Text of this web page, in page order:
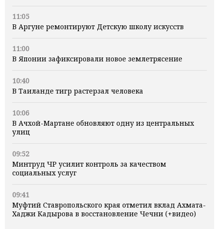
11:05
В Аргуне ремонтируют Детскую школу искусств
11:00
В Японии зафиксировали новое землетрясение
10:40
В Таиланде тигр растерзал человека
10:06
В Ачхой-Мартане обновляют одну из центральных
улиц
09:52
Минтруд ЧР усилит контроль за качеством
социальных услуг
09:41
Муфтий Ставропольского края отметил вклад Ахмата-
Хаджи Кадырова в восстановление Чечни (+видео)